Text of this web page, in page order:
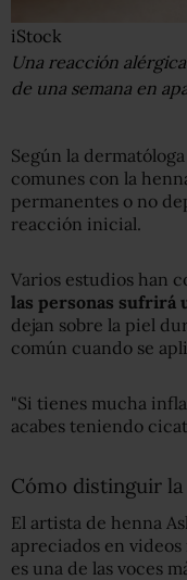
iStock
Una reacción
de una semana en
Según la
comunes con la
permanentes o no
reacción inicial.
Varios estudios han
las personas sufrirá
dejan sobre la piel
común cuando se
"Si tienes mucha
acabes teniendo
Cómo distinguir
El artista de henna
apreciados en videos
es una de las voces